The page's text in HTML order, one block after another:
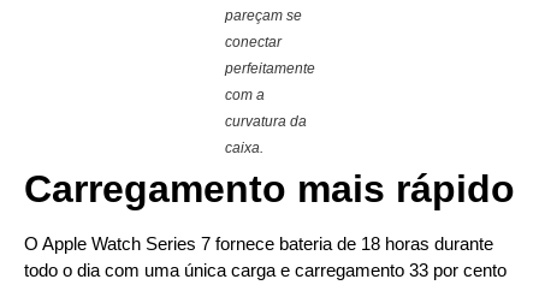
pareçam se
conectar
perfeitamente
com a
curvatura da
caixa.
Carregamento mais rápido
O Apple Watch Series 7 fornece bateria de 18 horas durante
todo o dia com uma única carga e carregamento 33 por cento